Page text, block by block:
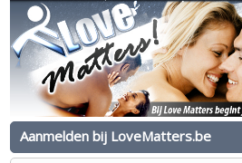
Aanmelden bij LoveMatters.be